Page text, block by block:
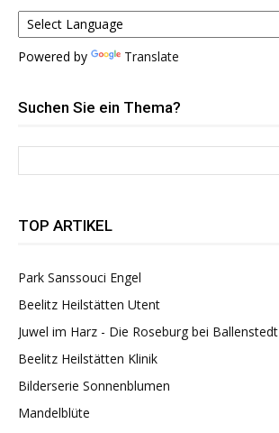
Powered by Translate
Suchen Sie ein Thema?
TOP ARTIKEL
Park Sanssouci Engel
Beelitz Heilstätten Utent
Juwel im Harz - Die Roseburg bei Ballenstedt
Beelitz Heilstätten Klinik
Bilderserie Sonnenblumen
Mandelblüte